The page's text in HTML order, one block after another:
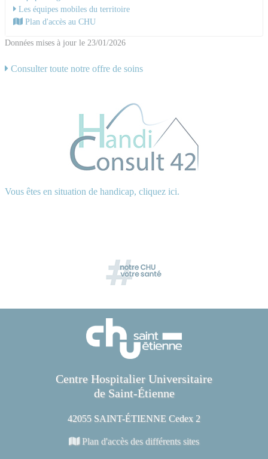
Les équipes mobiles du territoire
Plan d'accès au CHU
Données mises à jour le 23/01/2026
Consulter toute notre offre de soins
Vous êtes en situation de handicap, cliquez ici.
Centre Hospitalier Universitaire
de Saint-Étienne
42055 SAINT-ÉTIENNE Cedex 2
Plan d'accès des différents sites